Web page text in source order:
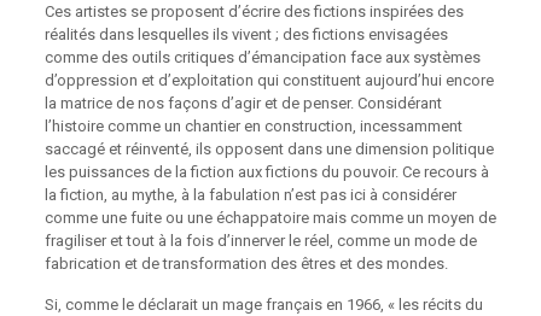
Ces artistes se proposent d’écrire des fictions inspirées des
réalités dans lesquelles ils vivent ; des fictions envisagées
comme des outils critiques d’émancipation face aux systèmes
d’oppression et d’exploitation qui constituent aujourd’hui encore
la matrice de nos façons d’agir et de penser. Considérant
l’histoire comme un chantier en construction, incessamment
saccagé et réinventé, ils opposent dans une dimension politique
les puissances de la fiction aux fictions du pouvoir. Ce recours à
la fiction, au mythe, à la fabulation n’est pas ici à considérer
comme une fuite ou une échappatoire mais comme un moyen de
fragiliser et tout à la fois d’innerver le réel, comme un mode de
fabrication et de transformation des êtres et des mondes.
Si, comme le déclarait un mage français en 1966, « les récits du